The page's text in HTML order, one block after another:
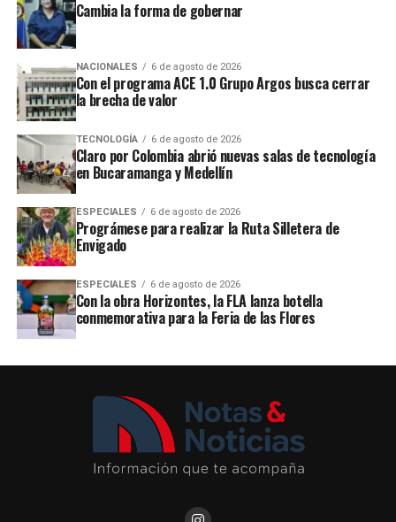
Cambia la forma de gobernar
NACIONALES 6 de agosto de 2026
Con el programa ACE 1.0 Grupo Argos busca cerrar
la brecha de valor
TECNOLOGÍA 6 de agosto de 2026
Claro por Colombia abrió nuevas salas de tecnología
en Bucaramanga y Medellín
ESPECIALES 6 de agosto de 2026
Prográmese para realizar la Ruta Silletera de
Envigado
ESPECIALES 6 de agosto de 2026
Con la obra Horizontes, la FLA lanza botella
conmemorativa para la Feria de las Flores